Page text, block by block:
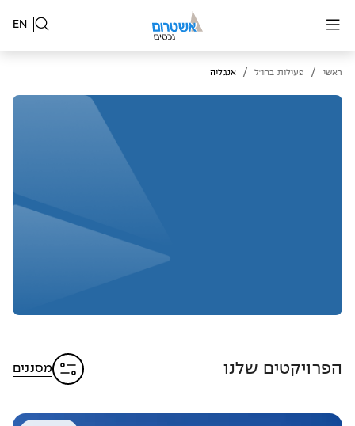
EN
ראשי / פעילות בחו"ל / אנגליה
הפרויקטים שלנו מסננים